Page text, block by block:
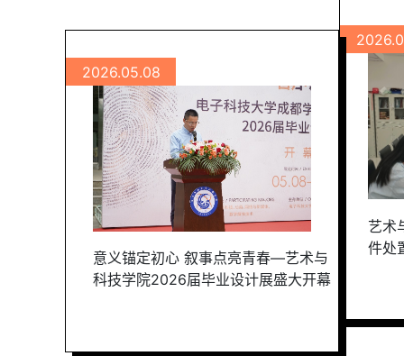
2026.05.08
意义锚定初心 叙事点亮青春—艺术与
科技学院2026届毕业设计展盛大开幕
艺术
件处